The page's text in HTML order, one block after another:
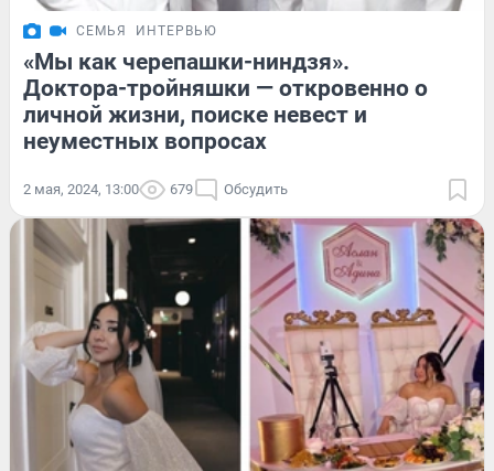
СЕМЬЯ ИНТЕРВЬЮ
«Мы как черепашки-ниндзя».
Доктора-тройняшки — откровенно о
личной жизни, поиске невест и
неуместных вопросах
2 мая, 2024, 13:00 679 Обсудить